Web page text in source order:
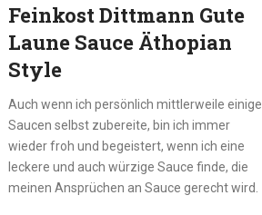
Feinkost Dittmann Gute
Laune Sauce Äthopian
Style
Auch wenn ich persönlich mittlerweile einige
Saucen selbst zubereite, bin ich immer
wieder froh und begeistert, wenn ich eine
leckere und auch würzige Sauce finde, die
meinen Ansprüchen an Sauce gerecht wird.